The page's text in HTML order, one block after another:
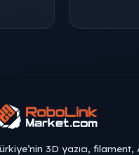
3D yazıcı,